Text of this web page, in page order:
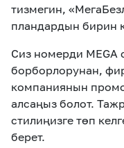
тизмегин,
пландардын бирин
Сиз номерди MEGA
борборлорунан,
компаниянын
алсаңыз болот.
стилиңизге төп
берет.